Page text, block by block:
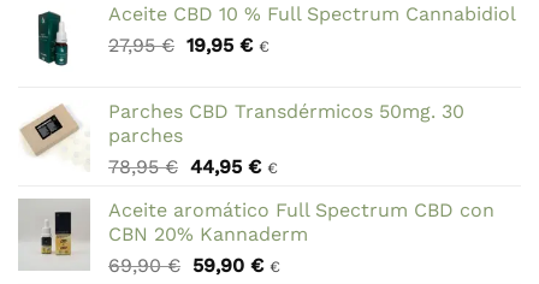
Aceite CBD 10 % Full Spectrum Cannabidiol
27,95€ El
era:
19,95 €El
es:
€
Parches CBD Transdérmicos 50mg. 30
parches
78,95€ El
original
era:
78,95 €.
44,95 €El
actual
es:
44,95 €.
€
Aceite aromático Full Spectrum CBD con
CBN 20% Kannaderm
69,90€ El
59,90 €El
€